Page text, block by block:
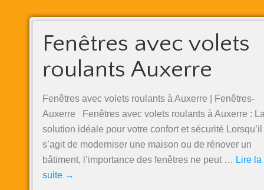
Fenêtres avec volets
roulants Auxerre
Fenêtres avec volets roulants à Auxerre | Fenêtres-
Auxerre Fenêtres avec volets roulants à Auxerre :
solution idéale pour votre confort et sécurité Lorsqu’il
s’agit de moderniser une maison ou de rénover un
bâtiment, l’importance des fenêtres ne peut … Lire la
suite →